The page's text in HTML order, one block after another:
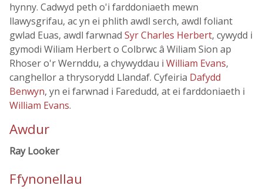
hynny. Cadwyd peth o'i farddoniaeth mewn
llawysgrifau, ac yn ei phlith awdl serch, awdl foliant
gwlad Euas, awdl farwnad Syr Charles Herbert, cywydd i
gymodi Wiliam Herbert o Colbrwc â Wiliam Sion ap
Rhoser o'r Wernddu, a chywyddau i William Evans,
canghellor a thrysorydd Llandaf. Cyfeiria Dafydd
Benwyn, yn ei farwnad i Faredudd, at ei farddoniaeth i
William Evans.
Awdur
Ray Looker
Ffynonellau